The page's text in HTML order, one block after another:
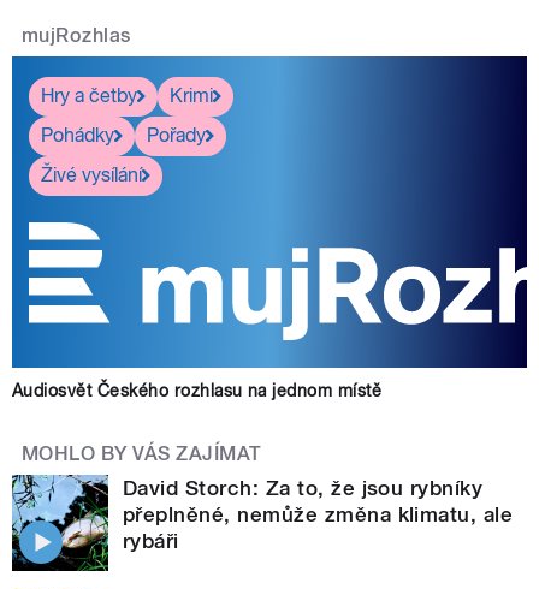
mujRozhlas
Hry a četby
Krimi
Pohádky
Pořady
Živé vysílání
Audiosvět Českého rozhlasu na jednom místě
MOHLO BY VÁS ZAJÍMAT
David Storch: Za to, že jsou rybníky
přeplněné, nemůže změna klimatu, ale
rybáři